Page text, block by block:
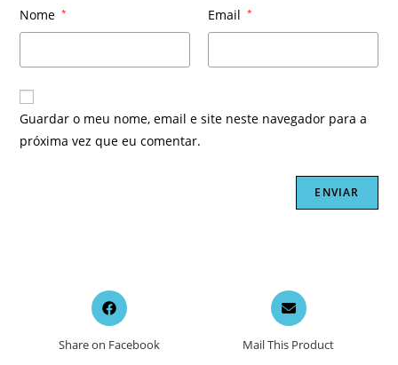
Nome * Email *
Guardar o meu nome, email e site neste navegador para a
próxima vez que eu comentar.
Opens
in
new
Share on Facebook
Opens
in
a
new
Mail This Product